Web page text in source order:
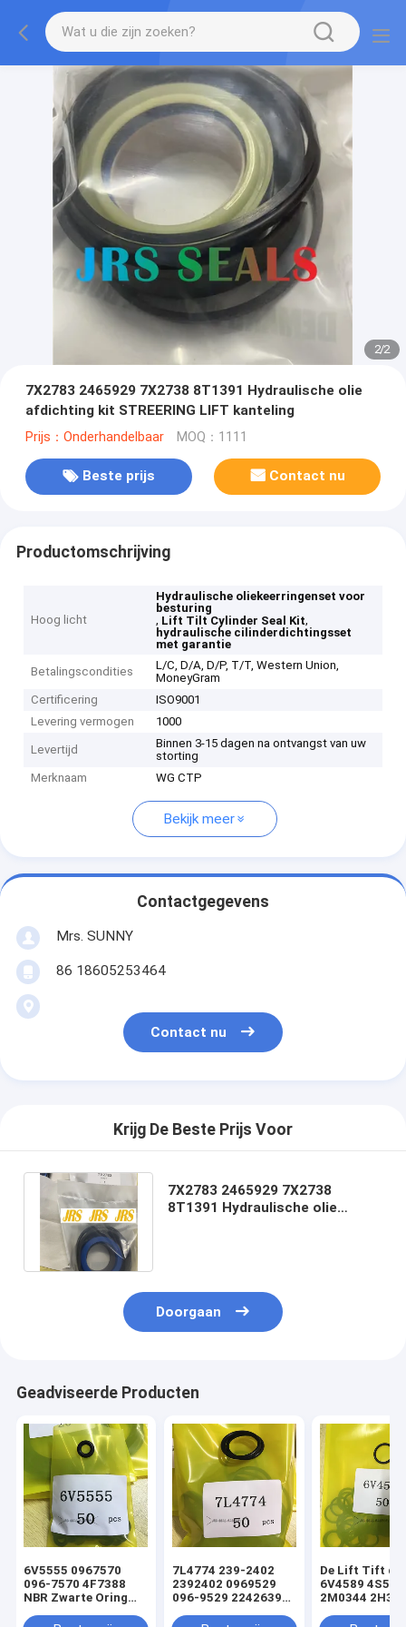
2/2
7X2783 2465929 7X2738 8T1391 Hydraulische olie
afdichting kit STREERING LIFT kanteling
Prijs：Onderhandelbaar MOQ：1111
Beste prijs Contact nu
Productomschrijving
Hoog licht
Hydraulische oliekeerringenset voor
besturing
, Lift Tilt Cylinder Seal Kit,
hydraulische cilinderdichtingsset
met garantie
Betalingscondities
L/C, D/A, D/P, T/T, Western Union,
MoneyGram
Certificering
ISO9001
Levering vermogen
1000
Levertijd
Binnen 3-15 dagen na ontvangst van uw
storting
Merknaam
WG CTP
Bekijk meer
Contactgegevens
Mrs. SUNNY
86 18605253464
Contact nu
Krijg De Beste Prijs Voor
7X2783 2465929 7X2738
8T1391 Hydraulische olie
Doorgaan
Geadviseerde Producten
6V5555 0967570
096-7570 4F7388
NBR Zwarte Oring
7L4774 239-2402
2392402 0969529
096-9529 2242639
De Lift Tift die
6V4589
2M0344